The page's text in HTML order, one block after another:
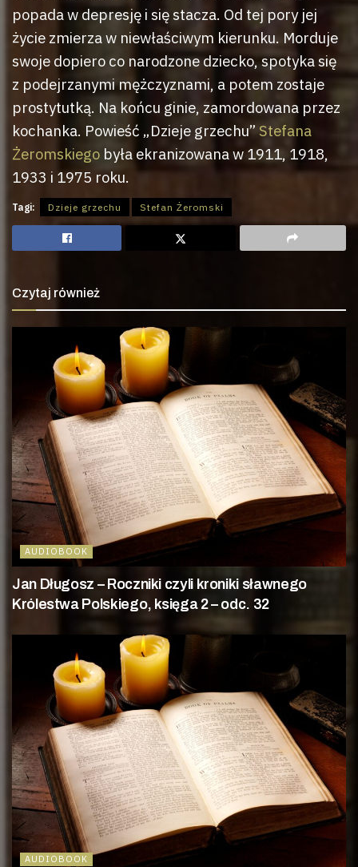
popada w depresję i się stacza. Od tej pory jej
życie zmierza w niewłaściwym kierunku. Morduje
swoje dopiero co narodzone dziecko, spotyka się
z podejrzanymi mężczyznami, a potem zostaje
prostytutką. Na końcu ginie, zamordowana przez
kochanka. Powieść „Dzieje grzechu” Stefana
Żeromskiego była ekranizowana w 1911, 1918,
1933 i 1975 roku.
Tagi: Dzieje grzechu Stefan Żeromski
Czytaj również
AUDIOBOOK
Jan Długosz – Roczniki czyli kroniki sławnego
Królestwa Polskiego, księga 2 – odc. 32
AUDIOBOOK